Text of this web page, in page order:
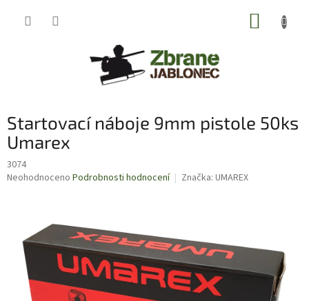
Startovací náboje 9mm pistole 50ks
Umarex
3074
Průměrné
hvězdiček.
Neohodnoceno Podrobnosti hodnocení Značka: UMAREX